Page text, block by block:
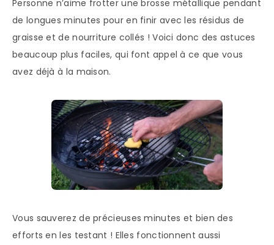
Personne n’aime frotter une brosse métallique pendant
de longues minutes pour en finir avec les résidus de
graisse et de nourriture collés ! Voici donc des astuces
beaucoup plus faciles, qui font appel à ce que vous
avez déjà à la maison.
Vous sauverez de précieuses minutes et bien des
efforts en les testant ! Elles fonctionnent aussi